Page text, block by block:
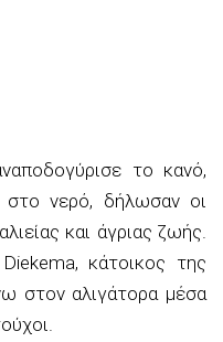
το κανό,
στο νερό, δήλωσαν οι
και άγριας ζωής.
κάτοικος της
στον αλιγάτορα μέσα